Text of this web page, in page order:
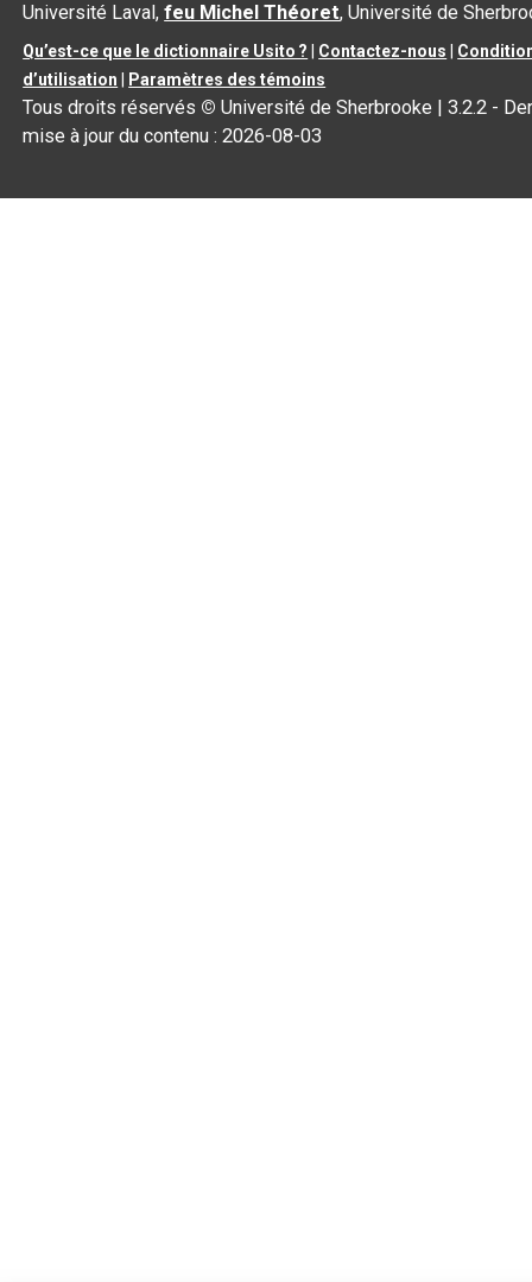
Université Laval,feu Michel Théoret, Université de
Qu’est-ce que le dictionnaire Usito ? Contactez-nous
d’utilisation
Paramètres des témoins
Tous droits réservés © Université de Sherbrooke |3.2.2 -
mise à jour du contenu :2026-08-03